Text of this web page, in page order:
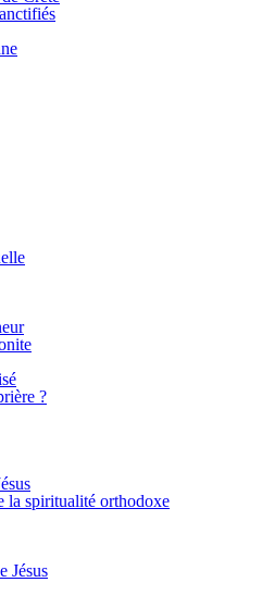
?
la spiritualité orthodoxe
Jésus